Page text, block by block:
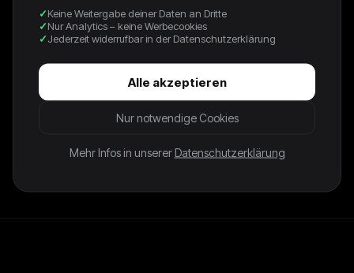
22,95 €
lässigen Fall, der beim Gehen leicht schwingt. Der Rock bringt
mit seinem geheimnisvollen Muster eine aufregende Note in
deine Outfits. Absolut perfekt für schicke Events oder einen
cleanen Top oder einer oversized Bluse für den ultimativen
Keine Weitergabe deiner Daten an Dritte
Nur Analytics – keine Werbecookies
Jederzeit widerrufbar in der Datenschutzerklärung
Alle akzeptieren
Nur notwendige Cookies
Mehr Infos in unserer Datenschutzerklärung